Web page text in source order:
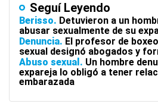
Seguí Leyendo
Berisso Detuvieron a un
abusar sexualmente de su
Denuncia El profesor de
sexual designó abogados y
Abuso sexual
Un hombre
expareja lo obligó a tener
embarazada